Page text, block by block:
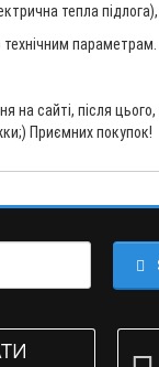
тепла
параметрам.
на сайті, після
Приємних покупок!